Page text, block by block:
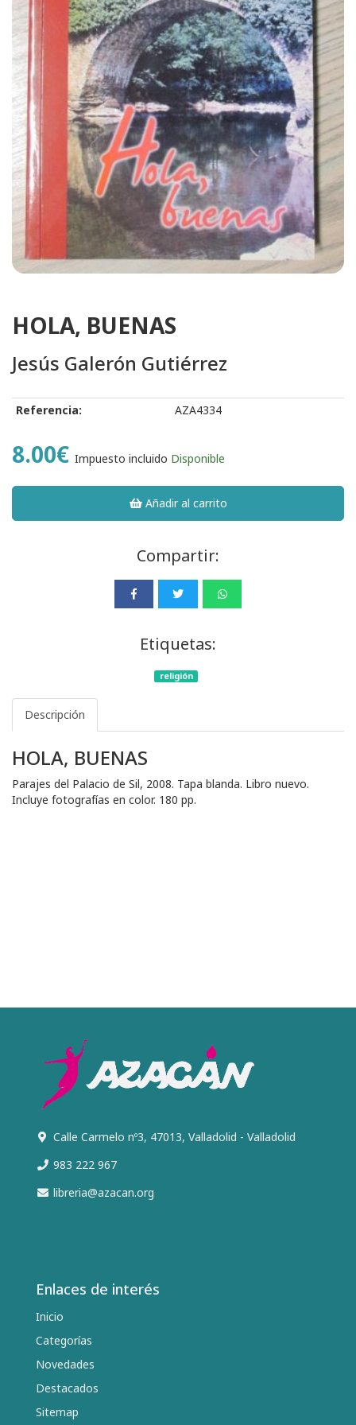
HOLA, BUENAS
Jesús Galerón Gutiérrez
Referencia: AZA4334
8.00€ Impuesto incluido Disponible
Añadir al carrito
Compartir:
Etiquetas:
religión
Descripción
HOLA, BUENAS
Parajes del Palacio de Sil, 2008. Tapa blanda. Libro nuevo.
Incluye fotografías en color. 180 pp.
Calle Carmelo nº3, 47013, Valladolid - Valladolid
983 222 967
libreria@azacan.org
Enlaces de interés
Inicio
Categorías
Novedades
Destacados
Sitemap